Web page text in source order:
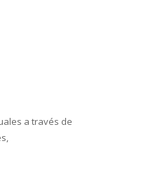
a través de